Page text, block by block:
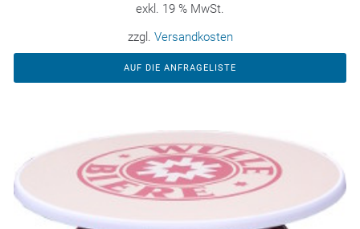
exkl. 19 % MwSt.
zzgl. Versandkosten
AUF DIE ANFRAGELISTE